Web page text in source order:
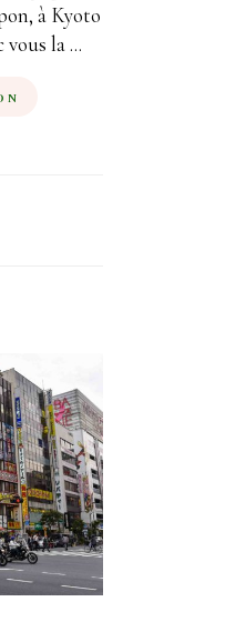
à Kyoto
vous la ...